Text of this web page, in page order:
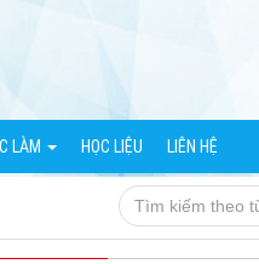
LÀM HỌC LIỆU LIÊN HỆ